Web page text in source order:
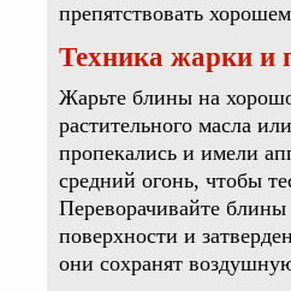
препятствовать
Техника жарки и
Жарьте блины на
растительного масла
пропекались и имели
средний огонь, чтобы
Переворачивайте
поверхности и
они сохранят